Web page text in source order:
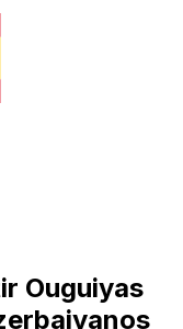
Ouguiyas